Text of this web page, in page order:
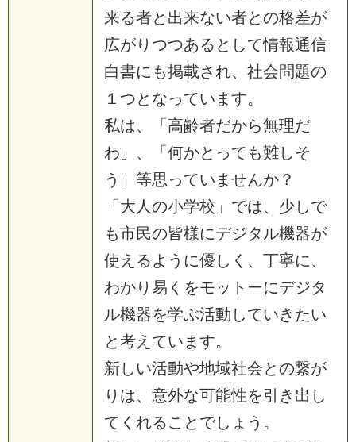
来る者と出来ない者との格差が
広がりつつあるとして情報通信
白書にも掲載され、社会問題の
１つとなっています。
私は、「高齢者だから無理だ
わ」、「何かとっても難しそ
う」等思っていませんか？
「大人の小学校」では、少しで
も市民の皆様にデジタル機器が
使えるように優しく、丁寧に、
わかり易くをモットーにデジタ
ル機器を学ぶ活動していきたい
と考えています。
新しい活動や地域社会との繋が
りは、意外な可能性を引き出し
てくれることでしょう。